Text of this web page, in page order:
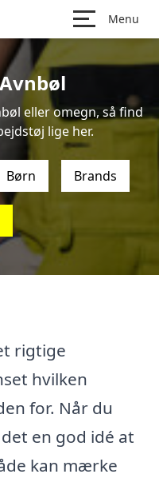
Menu
eller omegn, så find
lige her.
Børn Brands
rigtige
hvilken
for. Når du
en god idé at
kan mærke